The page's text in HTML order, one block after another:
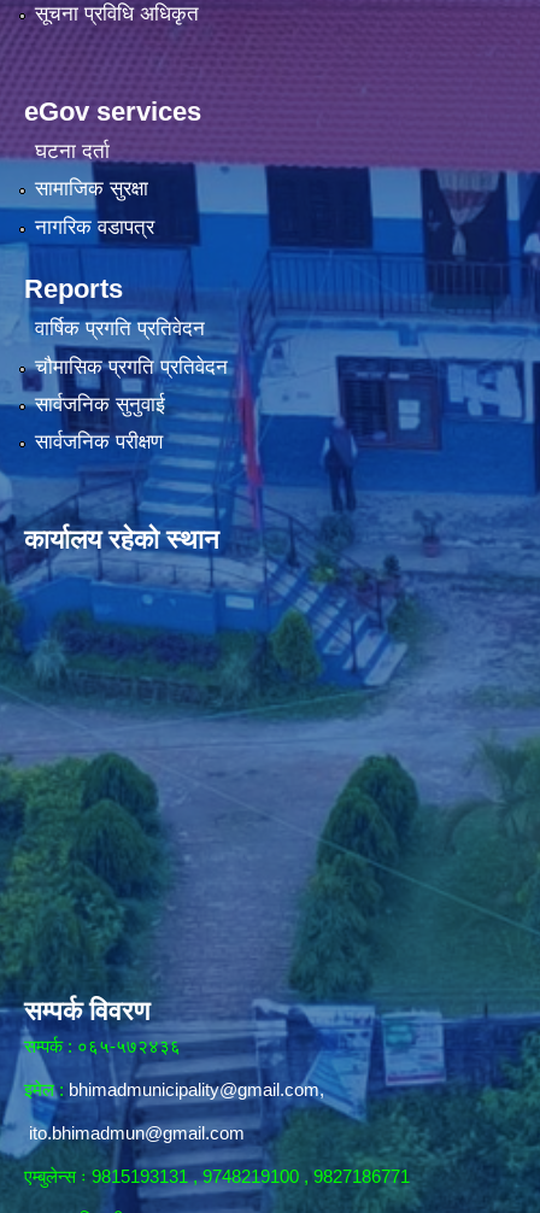
सूचना प्रविधि अधिकृत
eGov services
घटना दर्ता
सामाजिक सुरक्षा
नागरिक वडापत्र
Reports
वार्षिक प्रगति प्रतिवेदन
चौमासिक प्रगति प्रतिवेदन
सार्वजनिक सुनुवाई
सार्वजनिक परीक्षण
कार्यालय रहेको स्थान
सम्पर्क विवरण
सम्पर्क : ०६५-५७२४३६
इमेल : bhimadmunicipality@gmail.com,
ito.bhimadmun@gmail.com
एम्बुलेन्स ः 9815193131 , 9748219100 , 9827186771